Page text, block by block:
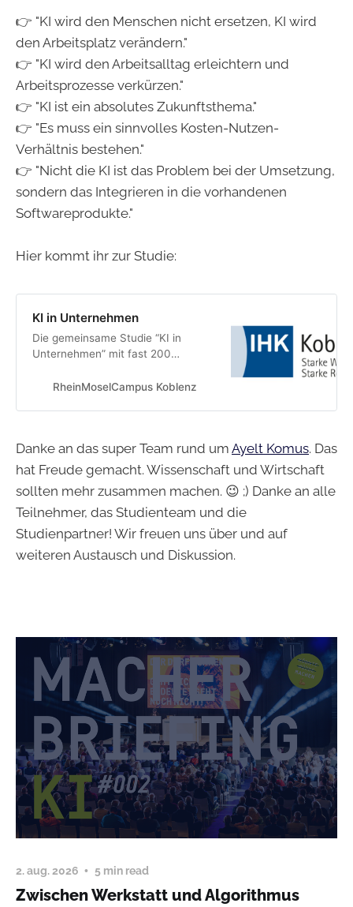
👉 "KI wird den Menschen nicht ersetzen, KI wird
den Arbeitsplatz verändern."
👉 "KI wird den Arbeitsalltag erleichtern und
Arbeitsprozesse verkürzen."
👉 "KI ist ein absolutes Zukunftsthema."
👉 "Es muss ein sinnvolles Kosten-Nutzen-
Verhältnis bestehen."
👉 "Nicht die KI ist das Problem bei der Umsetzung,
sondern das Integrieren in die vorhandenen
Softwareprodukte."
Hier kommt ihr zur Studie:
KI in Unternehmen
Die gemeinsame Studie “KI in
Unternehmen” mit fast 200
Künstlichen Intelligenz in den
RheinMoselCampus Koblenz
Danke an das super Team rund um Ayelt Komus. Das
hat Freude gemacht. Wissenschaft und Wirtschaft
sollten mehr zusammen machen. 😉 ;) Danke an alle
Teilnehmer, das Studienteam und die
Studienpartner! Wir freuen uns über und auf
weiteren Austausch und Diskussion.
2. aug. 2026 5 min read
Zwischen Werkstatt und Algorithmus